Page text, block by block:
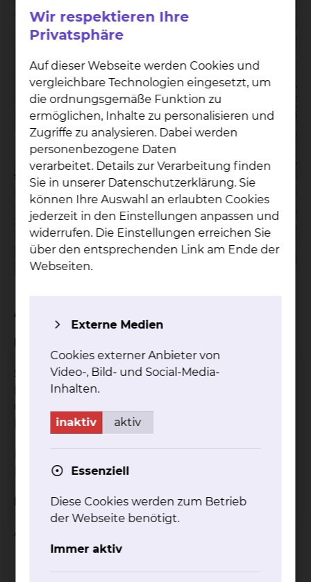
Städtisches Klinikum Braunschweig
Besucherparkplatz
Anfahrt
Mit öffentlichen Verkehrsmitteln
Sie erreichen das Klinikum Celler Straße mit den
Bussen der Linie 416 und 480. Die Haltestelle
Celler Straße befindet sich direkt am
Haupteingang.
Braunschweig.
Mit dem PKW
Aus Richtung Berlin oder Hannover kommend:
Ausfahrt Celler
Wir respektieren Ihre
Privatsphäre
Auf dieser Webseite werden Cookies und
vergleichbare Technologien eingesetzt, um
die ordnungsgemäße Funktion zu
ermöglichen, Inhalte zu personalisieren und
Zugriffe zu analysieren. Dabei werden
personenbezogene Daten
verarbeitet. Details zur Verarbeitung finden
Sie in unserer Datenschutzerklärung. Sie
können Ihre Auswahl an erlaubten Cookies
jederzeit in den Einstellungen anpassen und
widerrufen. Die Einstellungen erreichen Sie
über den entsprechenden Link am Ende der
Webseiten.
Externe Medien
Cookies externer Anbieter von
Video-, Bild- und Social-Media-
Inhalten.
inaktiv aktiv
Essenziell
Diese Cookies werden zum Betrieb
der Webseite benötigt.
Immer aktiv